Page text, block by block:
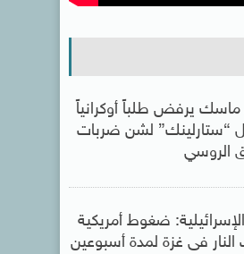
ماسك يرفض طلباً أوكرانياً
“ستارلينك” لشن ضربات
الروسي
ضغوط أمريكية
فى غزة لمدة أسبوعين